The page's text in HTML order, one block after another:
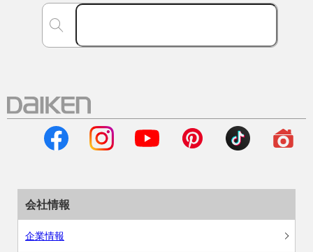
会社情報
企業情報